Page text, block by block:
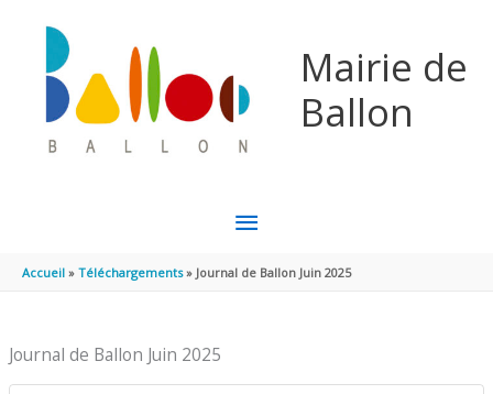
Mairie de
Ballon
MENU
PRINCIPAL
Accueil Téléchargements Journal de Ballon Juin 2025
Journal de Ballon Juin 2025